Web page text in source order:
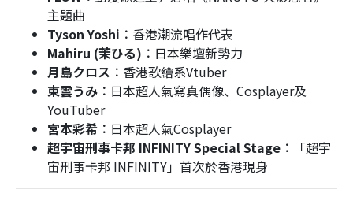
主題曲
Tyson Yoshi︰ 香港潮流唱作代表
Mahiru (茉ひる)︰ 日本樂壇新勢力
月島クロス︰ 香港歌繪系Vtuber
東雲うみ︰ 日本超人氣寫真偶像、Cosplayer及
YouTuber
宮本彩希︰ 日本超人氣Cosplayer
超宇宙刑事卡邦 INFINITY Special Stage︰
「超宇
宙刑事卡邦 INFINITY」首次於香港現身